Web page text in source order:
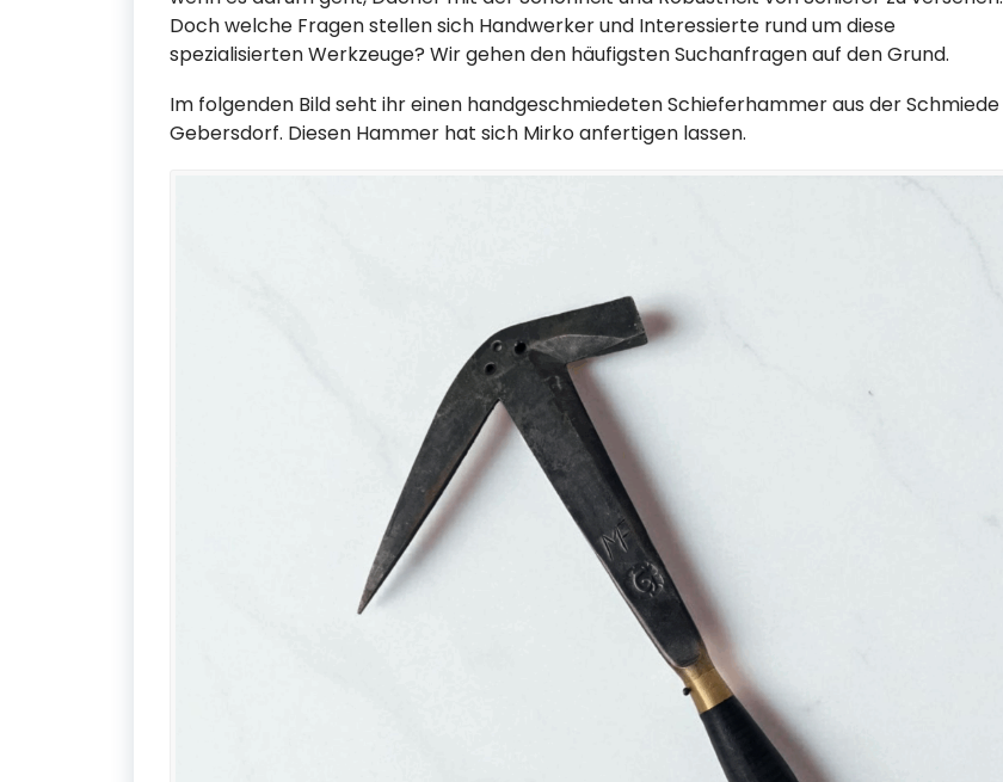
Doch welche Fragen stellen sich Handwerker und Interessierte rund um diese
spezialisierten Werkzeuge? Wir gehen den häufigsten Suchanfragen auf den Grund.
Im folgenden Bild seht ihr einen handgeschmiedeten Schieferhammer aus der Schmiede
Gebersdorf. Diesen Hammer hat sich Mirko anfertigen lassen.